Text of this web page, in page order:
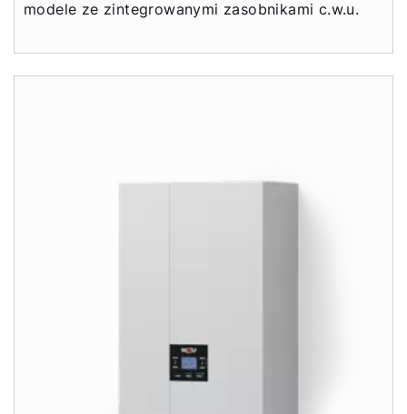
modele ze zintegrowanymi zasobnikami c.w.u.